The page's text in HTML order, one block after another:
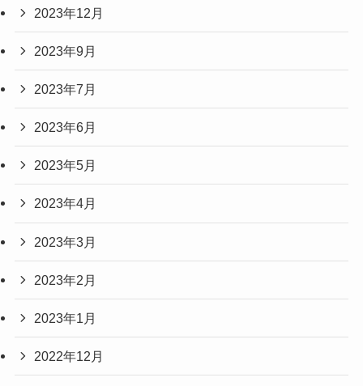
2023年12月
2023年9月
2023年7月
2023年6月
2023年5月
2023年4月
2023年3月
2023年2月
2023年1月
2022年12月